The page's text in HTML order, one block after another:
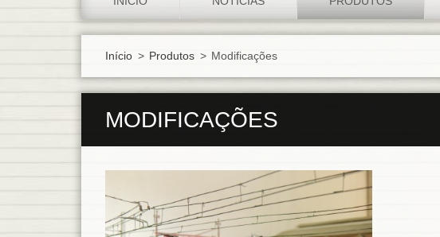
Início > Produtos > Modificações
MODIFICAÇÕES